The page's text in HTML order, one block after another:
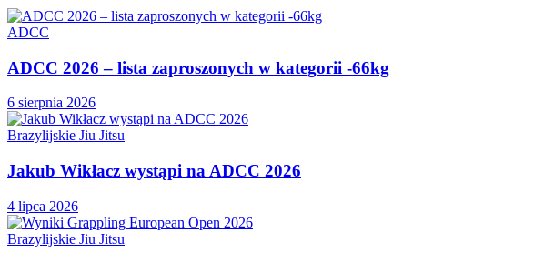
ADCC
ADCC 2026 – lista zaproszonych w kategorii -66kg
6 sierpnia 2026
Brazylijskie Jiu Jitsu
Jakub Wikłacz wystąpi na ADCC 2026
4 lipca 2026
Brazylijskie Jiu Jitsu